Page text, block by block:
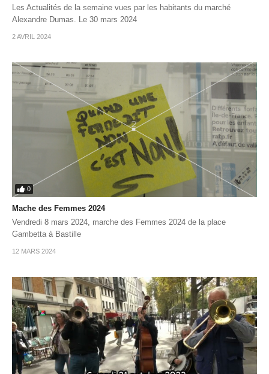
Les Actualités de la semaine vues par les habitants du marché
Alexandre Dumas. Le 30 mars 2024
2 AVRIL 2024
0
Mache des Femmes 2024
Vendredi 8 mars 2024, marche des Femmes 2024 de la place
Gambetta à Bastille
12 MARS 2024